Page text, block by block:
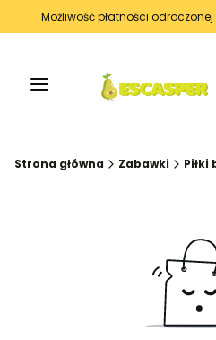
Możliwość płatności
Menu
Strona główna Zabawki Piłki